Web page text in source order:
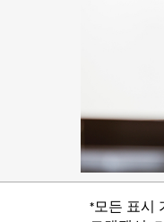
*모든 표시